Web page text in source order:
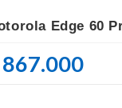
Edge 60
867.000